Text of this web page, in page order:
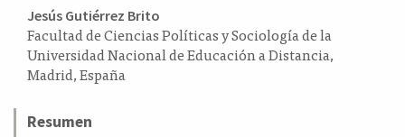
Contenido
principal
del
artículo
Jesús Gutiérrez Brito
Facultad de Ciencias Políticas y Sociología de la
Universidad Nacional de Educación a Distancia,
Madrid, España
Resumen